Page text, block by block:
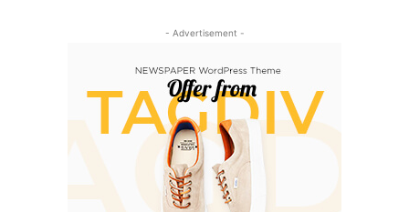
- Advertisement -